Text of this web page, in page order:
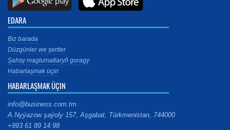
EDARA
Biz barada
Düzgünler we şertler
Şahsy maglumatlaryň goragy
Habarlaşmak üçin
HABARLAŞMAK ÜÇIN
info@business.com.tm
A.Nyýazow şaýoly 157, Aşgabat, Türkmenistan, 744000
+993 61 89 14 98